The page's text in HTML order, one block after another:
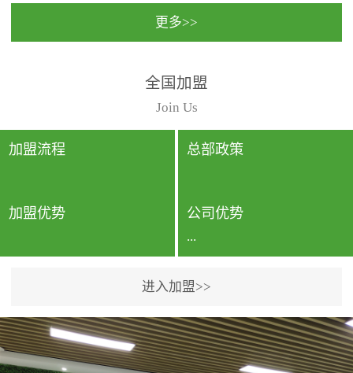
动，人类长时间停留的室
内空间都有整体消毒的需
要。因为空间内人流携带
的、空气...
行国家规定的标准检测方
法，空气采样量准确，检
测结果可靠，远胜于其他
检测...
更多>>
全国加盟
Join Us
加盟流程 总部政策
加盟优势 公司优势
...
专利保护优势、双甲资质
企业（“室内环境净化治理
甲级施工资质”“室内环境
进入加盟>>